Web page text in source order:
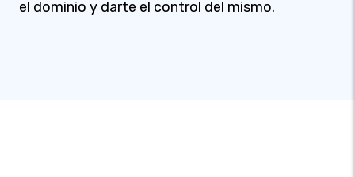
el dominio y darte el control del mismo.